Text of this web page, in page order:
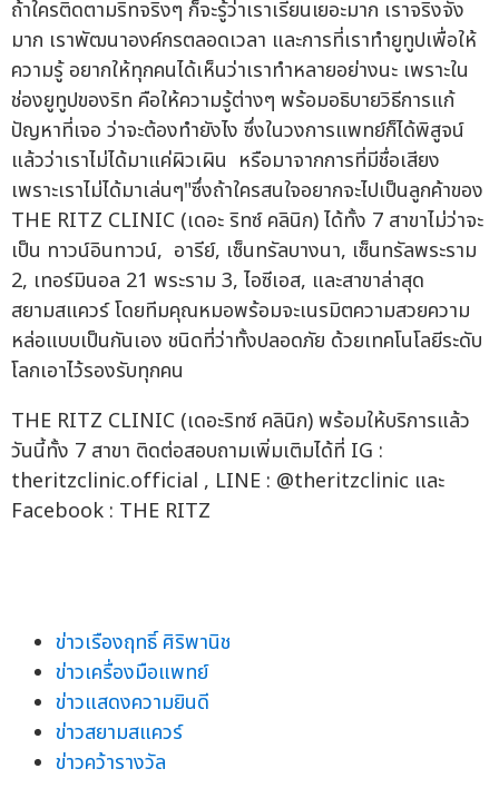
ถ้าใครติดตามริทจริงๆ ก็จะรู้ว่าเราเรียนเยอะมาก เราจริงจัง
มาก เราพัฒนาองค์กรตลอดเวลา และการที่เราทำยูทูปเพื่อให้
ความรู้ อยากให้ทุกคนได้เห็นว่าเราทำหลายอย่างนะ เพราะใน
ช่องยูทูปของริท คือให้ความรู้ต่างๆ พร้อมอธิบายวิธีการแก้
ปัญหาที่เจอ ว่าจะต้องทำยังไง ซึ่งในวงการแพทย์ก็ได้พิสูจน์
แล้วว่าเราไม่ได้มาแค่ผิวเผิน หรือมาจากการที่มีชื่อเสียง
เพราะเราไม่ได้มาเล่นๆ"ซึ่งถ้าใครสนใจอยากจะไปเป็นลูกค้าของ
THE RITZ CLINIC (เดอะ ริทซ์ คลินิก) ได้ทั้ง 7 สาขาไม่ว่าจะ
เป็น ทาวน์อินทาวน์, อารีย์, เซ็นทรัลบางนา, เซ็นทรัลพระราม
2, เทอร์มินอล 21 พระราม 3, ไอซีเอส, และสาขาล่าสุด
สยามสแควร์ โดยทีมคุณหมอพร้อมจะเนรมิตความสวยความ
หล่อแบบเป็นกันเอง ชนิดที่ว่าทั้งปลอดภัย ด้วยเทคโนโลยีระดับ
โลกเอาไว้รองรับทุกคน
THE RITZ CLINIC (เดอะริทซ์ คลินิก) พร้อมให้บริการแล้ว
วันนี้ทั้ง 7 สาขา ติดต่อสอบถามเพิ่มเติมได้ที่ IG :
theritzclinic.official , LINE : @theritzclinic และ
Facebook : THE RITZ
ข่าวเรืองฤทธิ์ ศิริพานิช
ข่าวเครื่องมือแพทย์
ข่าวแสดงความยินดี
ข่าวสยามสแควร์
ข่าวคว้ารางวัล